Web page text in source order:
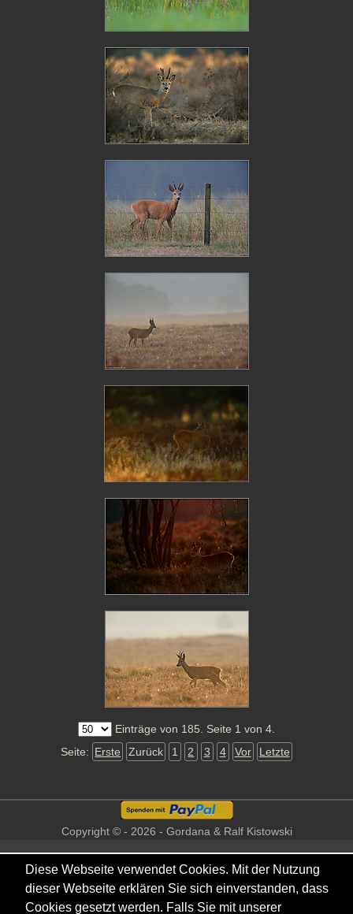
Einträge von 185. Seite 1 von 4.
Seite: Erste Zurück 1 2 3 4 Vor Letzte
Copyright © - 2026 - Gordana & Ralf Kistowski
Diese Webseite verwendet Cookies. Mit der Nutzung
dieser Webseite erklären Sie sich einverstanden, dass
Cookies gesetzt werden. Falls Sie mit unserer